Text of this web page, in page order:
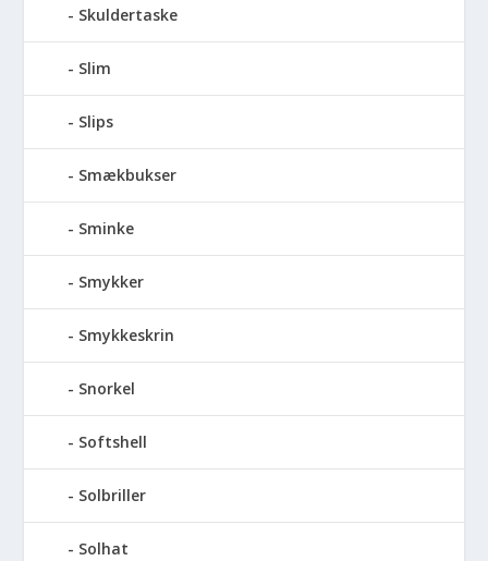
Skuldertaske
Slim
Slips
Smækbukser
Sminke
Smykker
Smykkeskrin
Snorkel
Softshell
Solbriller
Solhat